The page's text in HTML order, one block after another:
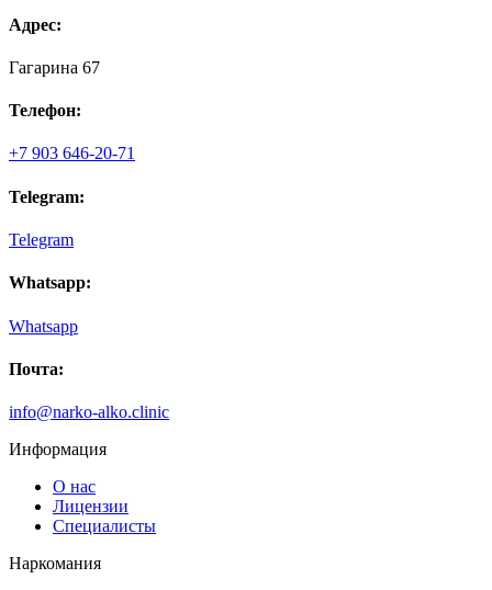
Адрес:
Гагарина 67
Телефон:
+7 903 646-20-71
Telegram:
Telegram
Whatsapp:
Whatsapp
Почта:
info@narko-alko.clinic
Информация
О нас
Лицензии
Специалисты
Наркомания